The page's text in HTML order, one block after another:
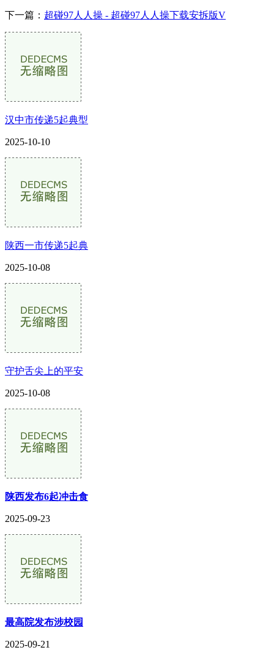
下一篇： 超碰97人人操 - 超碰97人人操下载安拆版V
汉中市传递5起典型
2025-10-10
陕西一市传递5起典
2025-10-08
守护舌尖上的平安
2025-10-08
陕西发布6起冲击食
2025-09-23
最高院发布涉校园
2025-09-21